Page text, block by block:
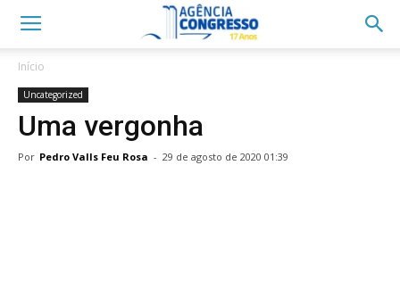
Início
Uncategorized
Uma vergonha
Por Pedro Valls Feu Rosa - 29 de agosto de 2020 01:39